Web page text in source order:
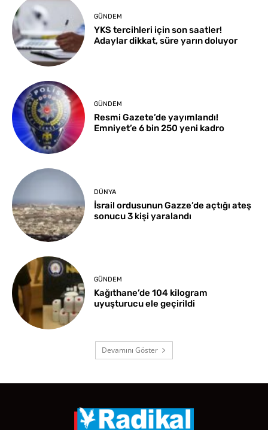
GÜNDEM
YKS tercihleri için son saatler!
Adaylar dikkat, süre yarın doluyor
GÜNDEM
Resmi Gazete’de yayımlandı!
Emniyet’e 6 bin 250 yeni kadro
DÜNYA
İsrail ordusunun Gazze’de açtığı ateş
sonucu 3 kişi yaralandı
GÜNDEM
Kağıthane’de 104 kilogram
uyuşturucu ele geçirildi
Devamını Göster